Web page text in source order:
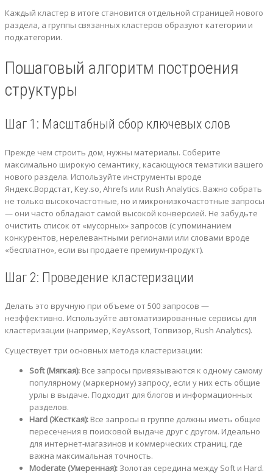
Каждый кластер в итоге становится отдельной страницей нового
раздела, а группы связанных кластеров образуют категории и
подкатегории.
Пошаговый алгоритм построения
структуры
Шаг 1: Масштабный сбор ключевых слов
Прежде чем строить дом, нужны материалы. Соберите
максимально широкую семантику, касающуюся тематики вашего
нового раздела. Используйте инструменты вроде
Яндекс.Вордстат, Key.so, Ahrefs или Rush Analytics. Важно собрать
не только высокочастотные, но и микронизкочастотные запросы
— они часто обладают самой высокой конверсией. Не забудьте
очистить список от «мусорных» запросов (с упоминанием
конкурентов, нерелевантными регионами или словами вроде
«бесплатно», если вы продаете премиум-продукт).
Шаг 2: Проведение кластеризации
Делать это вручную при объеме от 500 запросов —
неэффективно. Используйте автоматизированные сервисы для
кластеризации (например, KeyAssort, Топвизор, Rush Analytics).
Существует три основных метода кластеризации:
Soft (Мягкая): Все запросы привязываются к одному самому
популярному (маркерному) запросу, если у них есть общие
урлы в выдаче. Подходит для блогов и информационных
разделов.
Hard (Жесткая): Все запросы в группе должны иметь общие
пересечения в поисковой выдаче друг с другом. Идеально
для интернет-магазинов и коммерческих страниц, где
важна максимальная точность.
Moderate (Умеренная): Золотая середина между Soft и Hard.